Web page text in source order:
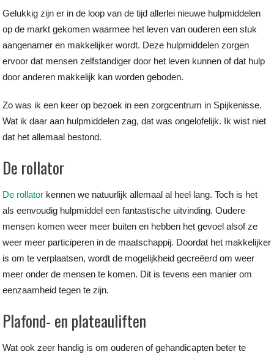
Gelukkig zijn er in de loop van de tijd allerlei nieuwe hulpmiddelen
op de markt gekomen waarmee het leven van ouderen een stuk
aangenamer en makkelijker wordt. Deze hulpmiddelen zorgen
ervoor dat mensen zelfstandiger door het leven kunnen of dat hulp
door anderen makkelijk kan worden geboden.
Zo was ik een keer op bezoek in een zorgcentrum in Spijkenisse.
Wat ik daar aan hulpmiddelen zag, dat was ongelofelijk. Ik wist niet
dat het allemaal bestond.
De rollator
De rollator kennen we natuurlijk allemaal al heel lang. Toch is het
als eenvoudig hulpmiddel een fantastische uitvinding. Oudere
mensen komen weer meer buiten en hebben het gevoel alsof ze
weer meer participeren in de maatschappij. Doordat het makkelijker
is om te verplaatsen, wordt de mogelijkheid gecreëerd om weer
meer onder de mensen te komen. Dit is tevens een manier om
eenzaamheid tegen te zijn.
Plafond- en plateauliften
Wat ook zeer handig is om ouderen of gehandicapten beter te